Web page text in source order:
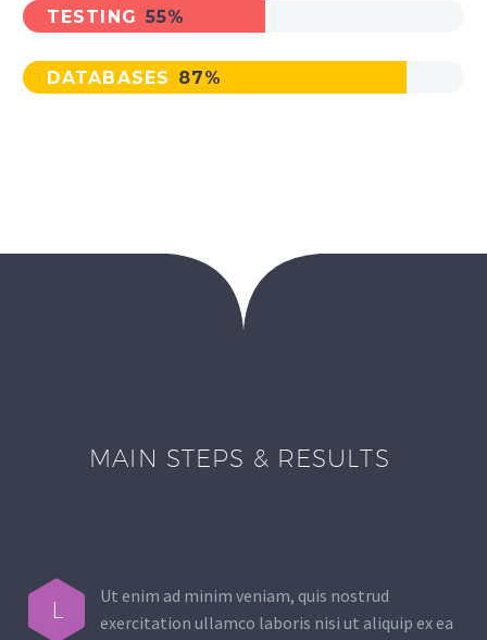
TESTING 55%
DATABASES 87%
MAIN STEPS & RESULTS
L
Ut enim ad minim veniam, quis nostrud
exercitation ullamco laboris nisi ut aliquip ex ea